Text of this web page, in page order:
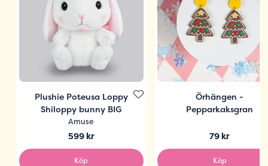
Plushie Poteusa Loppy
Shiloppy bunny BIG
Amuse
599 kr
Köp
Örhängen -
Pepparkaksgran
79 kr
Köp